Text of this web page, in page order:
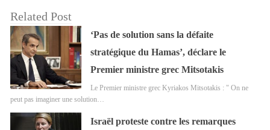
Related Post
‘Pas de solution sans la défaite
stratégique du Hamas’, déclare le
Premier ministre grec Mitsotakis
Le Premier ministre grec Kyriakos Mitsotakis : " On ne
peut pas imaginer une solution…
Israël proteste contre les remarques